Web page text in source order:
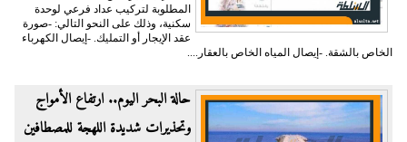
المطلوبة لتركيب عداد فرعي لوحدة
سكنية، وذلك على النحو التالي: -صورة
عقد الإيجار أو التمليك. -إيصال الكهرباء
الخاص بالشقة. -إيصال المياه الخاص بالعقار....
حالة البحر اليوم.. ارتفاع الأمواج
وتحذيرات شديدة اللهجة للمصطافين